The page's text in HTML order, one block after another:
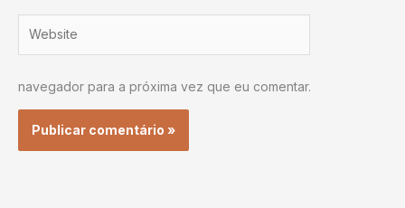
navegador para a próxima vez que eu comentar.